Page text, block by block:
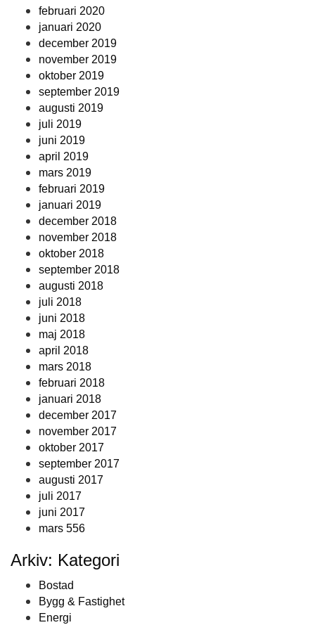
februari 2020
januari 2020
december 2019
november 2019
oktober 2019
september 2019
augusti 2019
juli 2019
juni 2019
april 2019
mars 2019
februari 2019
januari 2019
december 2018
november 2018
oktober 2018
september 2018
augusti 2018
juli 2018
juni 2018
maj 2018
april 2018
mars 2018
februari 2018
januari 2018
december 2017
november 2017
oktober 2017
september 2017
augusti 2017
juli 2017
juni 2017
mars 556
Arkiv: Kategori
Bostad
Bygg & Fastighet
Energi